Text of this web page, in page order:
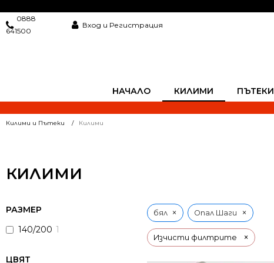
НАЧАЛО КИЛИМИ ПЪТЕКИ
0888
641500
Вход и Регистрация
Килими и Пътеки Килими
КИЛИМИ
РАЗМЕР
140/200 1
ЦВЯТ
Изчисти филтрите ×
бял × Опал Шаги ×